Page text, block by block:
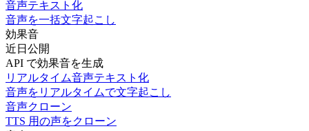
音声テキスト化
音声を一括文字起こし
効果音
近日公開
API で効果音を生成
リアルタイム音声テキスト化
音声をリアルタイムで文字起こし
音声クローン
TTS 用の声をクローン